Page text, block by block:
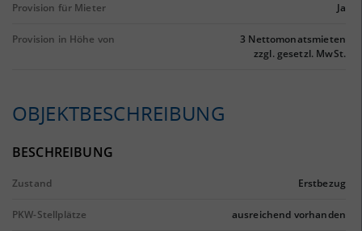
Provision für Mieter Ja
Provision in Höhe von
3 Nettomonatsmieten
zzgl. gesetzl. MwSt.
OBJEKTBESCHREIBUNG
BESCHREIBUNG
Zustand Erstbezug
PKW-Stellplätze ausreichend vorhanden